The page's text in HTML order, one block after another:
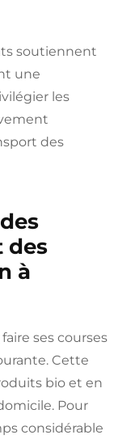
soutiennent
une
les
des
des
à
ses courses
Cette
bio et en
Pour
considérable